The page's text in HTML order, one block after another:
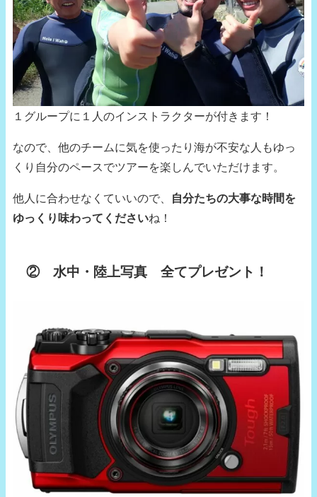
１グループに１人のインストラクターが付きます！
なので、他のチームに気を使ったり海が不安な人もゆっ
くり自分のペースでツアーを楽しんでいただけます。
他人に合わせなくていいので、
自分たちの大事な時間を
ゆっくり味わってくださいね！
② 水中・陸上写真 全てプレゼント！